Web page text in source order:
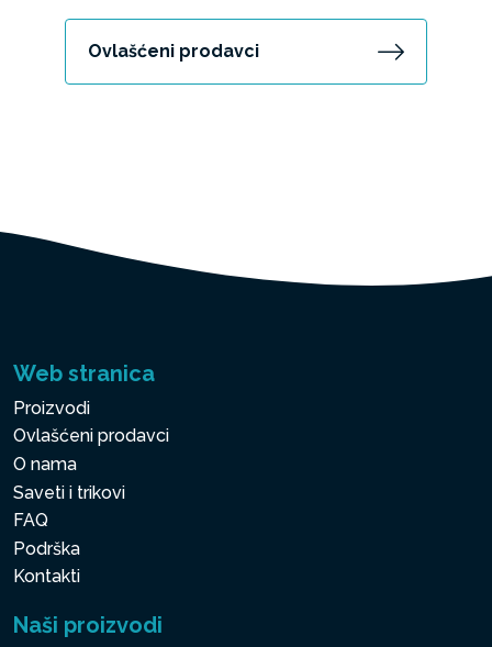
Ovlašćeni prodavci
Web stranica
Proizvodi
Ovlašćeni prodavci
O nama
Saveti i trikovi
FAQ
Podrška
Kontakti
Naši proizvodi